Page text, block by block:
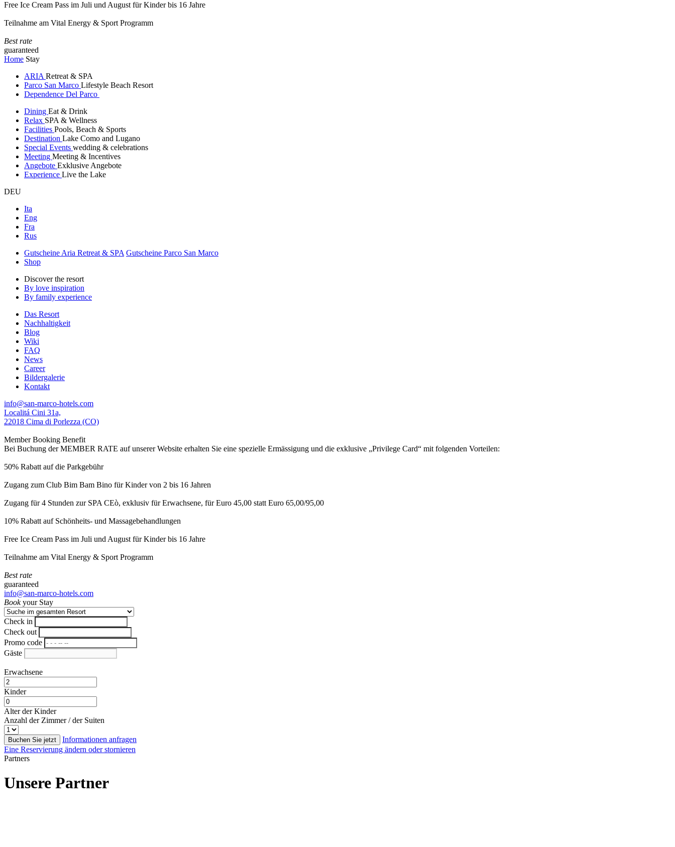
Free Ice Cream Pass im Juli und August für Kinder bis 16 Jahre
Teilnahme am Vital Energy & Sport Programm
Best rate
guaranteed
Home Stay
ARIA Retreat & SPA
Parco San Marco Lifestyle Beach Resort
Dependence Del Parco
Dining Eat & Drink
Relax SPA & Wellness
Facilities Pools, Beach & Sports
Destination Lake Como and Lugano
Special Events wedding & celebrations
Meeting Meeting & Incentives
Angebote Exklusive Angebote
Experience Live the Lake
DEU
Ita
Eng
Fra
Rus
Gutscheine Aria Retreat & SPA Gutscheine Parco San Marco
Shop
Discover the resort
By love inspiration
By family experience
Das Resort
Nachhaltigkeit
Blog
Wiki
FAQ
News
Career
Bildergalerie
Kontakt
info@san-marco-hotels.com
Localitá Cini 31a,
22018 Cima di Porlezza (CO)
Member Booking Benefit
Bei Buchung der MEMBER RATE auf unserer Website erhalten Sie eine spezielle Ermässigung und die exklusive „Privilege Card“ mit folgenden Vorteilen:
50% Rabatt auf die Parkgebühr
Zugang zum Club Bim Bam Bino für Kinder von 2 bis 16 Jahren
Zugang für 4 Stunden zur SPA CEò, exklusiv für Erwachsene, für Euro 45,00 statt Euro 65,00/95,00
10% Rabatt auf Schönheits- und Massagebehandlungen
Free Ice Cream Pass im Juli und August für Kinder bis 16 Jahre
Teilnahme am Vital Energy & Sport Programm
Best rate
guaranteed
info@san-marco-hotels.com
Bookyour Stay
Check in
Check out
Promo code
Gäste
Erwachsene
Kinder
Alter der Kinder
Anzahl der Zimmer / der Suiten
Buchen Sie jetzt
Informationen anfragen
Eine Reservierung ändern oder stornieren
Partners
Unsere Partner